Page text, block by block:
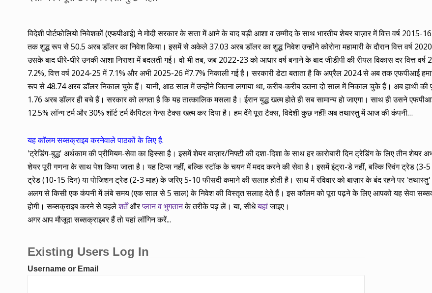
FINANCIALLY
CLEVER!
विदेशी पोर्टफोलियो निवेशकों (एफपीआई) ने मोदी सरकार के सत्ता में आने के बाद बड़ी आशा व उम्मीद के साथ भारतीय शेयर बाज़ार में वित्त वर्ष
तक शुद्ध रूप से 50.5 अरब डॉलर का निवेश किया। इसमें से अकेले 37.03 अरब डॉलर का शुद्ध निवेश उन्होंने कोरोना महामारी के दौरान वित्त वर्ष
उसके बाद धीरे-धीरे उनकी आशा निराशा में बदलती गई। वो भी तब, जब 2022-23 को आधार वर्ष बनाने के बाद जीडीपी की रीयल विकास दर वित्त
7.2%, वित्त वर्ष 2024-25 में 7.1% और अभी 2025-26 में7.7% निकाली गई है। सरकारी डेटा बताता है कि अप्रैल 2024 से अब तक एफपीआई
रूप से 48.74 अरब डॉलर निकाल चुके हैं। यानी, आठ साल में उन्होंने जितना लगाया था, करीब-करीब उतना दो साल में निकाल चुके हैं। अब हाथी
1.76 अरब डॉलर ही बचे हैं। सरकार को लगता है कि यह तात्कालिक मसला है। ईरान युद्ध खत्म होते ही सब सामान्य हो जाएगा। साथ ही उसने
12.5% लॉन्ग टर्म और 30% शॉर्ट टर्म कैपिटल गेन्स टैक्स खत्म कर दिया है। हम देंगे पूरा टैक्स, विदेशी कुछ नहीं! अब तथास्तु में आज की कंपनी…
यह कॉलम सब्सक्राइब करनेवाले पाठकों के लिए है.
'ट्रेडिंग-बुद्ध' अर्थकाम की प्रीमियम-सेवा का हिस्सा है। इसमें शेयर बाज़ार/निफ्टी की दशा-दिशा के साथ हर कारोबारी दिन ट्रेडिंग के लिए तीन शेयर
शेयर पूरी गणना के साथ पेश किया जाता है। यह टिप्स नहीं, बल्कि स्टॉक के चयन में मदद करने की सेवा है। इसमें इंट्रा-डे नहीं, बल्कि स्विंग ट्रेड (3-5
ट्रेड (10-15 दिन) या पोजिशन ट्रेड (2-3 माह) के जरिए 5-10 फीसदी कमाने की सलाह होती है। साथ में रविवार को बाज़ार के बंद रहने पर
अलग से किसी एक कंपनी में लंबे समय (एक साल से 5 साल) के निवेश की विस्तृत सलाह देते हैं। इस कॉलम को पूरा पढ़ने के लिए आपको यह सेवा
होगी। सब्सक्राइब करने से पहलेशर्तेंऔरप्लान व भुगतानके तरीके पढ़ लें। या, सीधेयहांजाइए।
अगर आप मौजूदा सब्सक्राइबर हैं तो यहां लॉगिन करें...
Existing Users Log In
Username or Email